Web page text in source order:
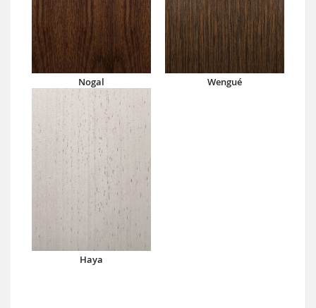
Nogal Wengué
Haya